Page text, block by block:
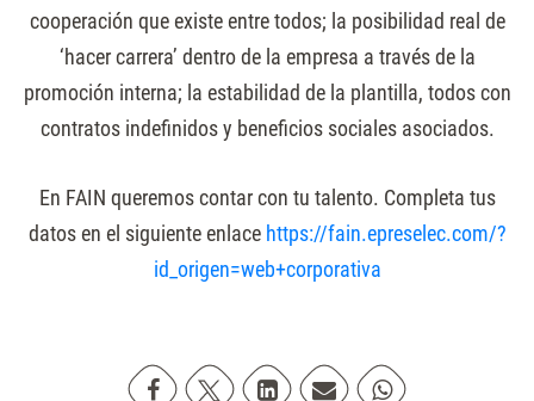
cooperación que existe entre todos; la posibilidad real de
‘hacer carrera’ dentro de la empresa a través de la
promoción interna; la estabilidad de la plantilla, todos con
contratos indefinidos y beneficios sociales asociados.
En FAIN queremos contar con tu talento. Completa tus
datos en el siguiente enlace https://fain.epreselec.com/?
id_origen=web+corporativa
Compartir en Facebook
Compartir en Twitter
Compartir en Linkedin
Compartir poremail
Compartir en